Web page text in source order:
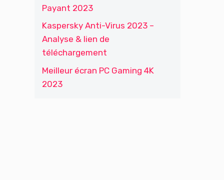
Payant 2023
Kaspersky Anti-Virus 2023 –
Analyse & lien de
téléchargement
Meilleur écran PC Gaming 4K
2023